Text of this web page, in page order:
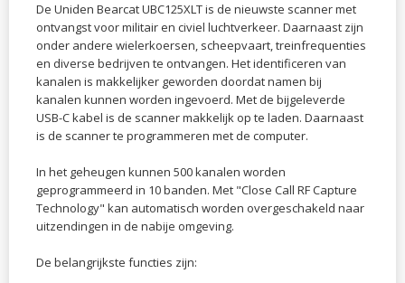
De Uniden Bearcat UBC125XLT is de nieuwste scanner met
ontvangst voor militair en civiel luchtverkeer. Daarnaast zijn
onder andere wielerkoersen, scheepvaart,treinfrequenties
en diverse bedrijven te ontvangen. Het identificeren van
kanalen is makkelijker geworden doordat namen bij
kanalen kunnen worden ingevoerd. Met de bijgeleverde
USB-C kabel is de scanner makkelijk op te laden. Daarnaast
is de scanner te programmeren met de computer.
In het geheugen kunnen 500 kanalen worden
geprogrammeerd in 10 banden. Met "Close Call RF Capture
Technology" kan automatisch worden overgeschakeld naar
uitzendingen in de nabije omgeving.
De belangrijkste functies zijn: